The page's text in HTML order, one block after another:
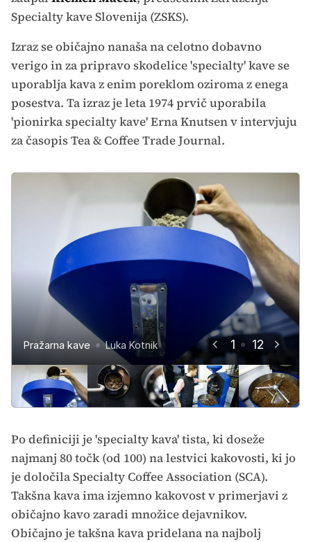
Specialty kave Slovenija (ZSKS).
Izraz se običajno nanaša na celotno dobavno
verigo in za pripravo skodelice 'specialty' kave se
uporablja kava z enim poreklom oziroma z enega
posestva. Ta izraz je leta 1974 prvič uporabila
'pionirka specialty kave' Erna Knutsen v intervjuju
za časopis Tea & Coffee Trade Journal.
1 12
Pražarna kave Luka Kotnik
Pražarna kave Luka Kotnik
Klemen Maček, Združenje
Specialty kave Slovenija
Luka Kotnik
Pražarna kave Luka Kotnik
Pražarna kave Luka Kotnik
Pražarna kave Luka Kotnik
Klemen Maček, Združenje
Specialty kave Slovenija
Luka Kotnik
Klemen Maček, Združenje
Specialty kave Slovenija
Luka Kotnik
Pražarna kave Luka Kotnik
Pražarna kave Luka Kotnik
Pražarna kave Luka Kotnik
Pražarna kave Luka Kotnik
Po definiciji je 'specialty kava' tista, ki doseže
najmanj 80 točk (od 100) na lestvici kakovosti, ki jo
je določila Specialty Coffee Association (SCA).
Takšna kava ima izjemno kakovost v primerjavi z
običajno kavo zaradi množice dejavnikov.
Običajno je takšna kava pridelana na najbolj